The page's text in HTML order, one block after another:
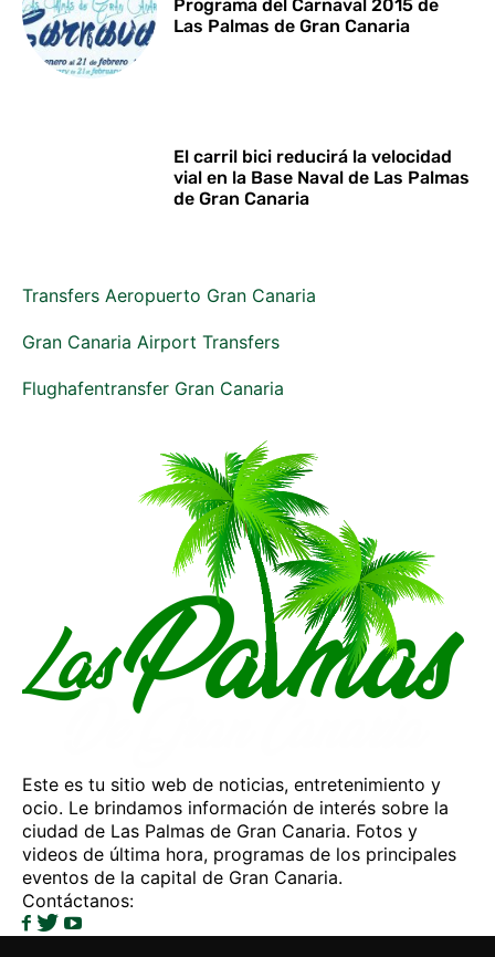
Programa del Carnaval 2015 de
Las Palmas de Gran Canaria
El carril bici reducirá la velocidad
vial en la Base Naval de Las Palmas
de Gran Canaria
Transfers Aeropuerto Gran Canaria
Gran Canaria Airport Transfers
Flughafentransfer Gran Canaria
Este es tu sitio web de noticias, entretenimiento y
ocio. Le brindamos información de interés sobre la
ciudad de Las Palmas de Gran Canaria. Fotos y
videos de última hora, programas de los principales
eventos de la capital de Gran Canaria.
Contáctanos: